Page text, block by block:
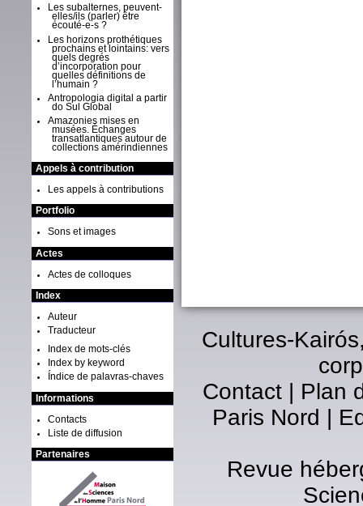
Les subalternes, peuvent-
elles/ils (parler) être
écouté-e-s ?
Les horizons prothétiques
prochains et lointains: vers
quels degrés
d’incorporation pour
quelles définitions de
l’humain ?
Antropologia digital a partir
do Sul Global
Amazonies mises en
musées. Échanges
transatlantiques autour de
collections amérindiennes
Appels à contribution
Les appels à contributions
Portfolio
Sons et images
Actes
Actes de colloques
Index
Auteur
Traducteur
Index de mots-clés
Index by keyword
Índice de palavras-chaves
Informations
Contacts
Liste de diffusion
Partenaires
Cultures-
Contact | Plan
Paris Nord |
Revue